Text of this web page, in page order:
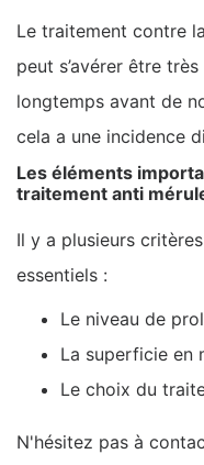
Le traitement contre
peut s’avérer être
longtemps avant de
cela a une incidence
Les éléments
traitement anti
Il y a plusieurs
essentiels :
Le niveau de
La superficie en
Le choix du
N'hésitez pas à